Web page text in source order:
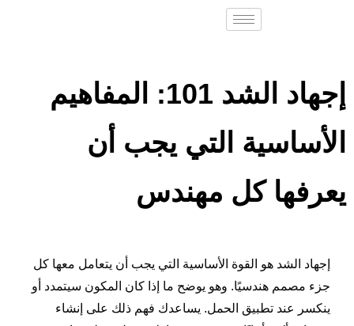
إجهاد الشد 101: المفاهيم
الأساسية التي يجب أن
يعرفها كل مهندس
إجهاد الشد هو القوة الأساسية التي يجب أن يتعامل معها كل
جزء مصمم هندسيًا. وهو يوضح ما إذا كان المكون سيتمدد أو
ينكسر عند تطبيق الحمل. يساعدك فهم ذلك على إنشاء